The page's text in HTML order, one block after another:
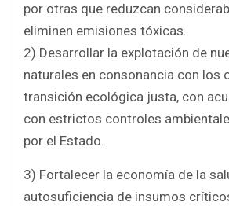
por otras que reduzcan
eliminen emisiones tóxicas.
2) Desarrollar la explotación de
naturales en consonancia con los
transición ecológica justa, con
con estrictos controles
por el Estado.
3) Fortalecer la economía de la
autosuficiencia de insumos